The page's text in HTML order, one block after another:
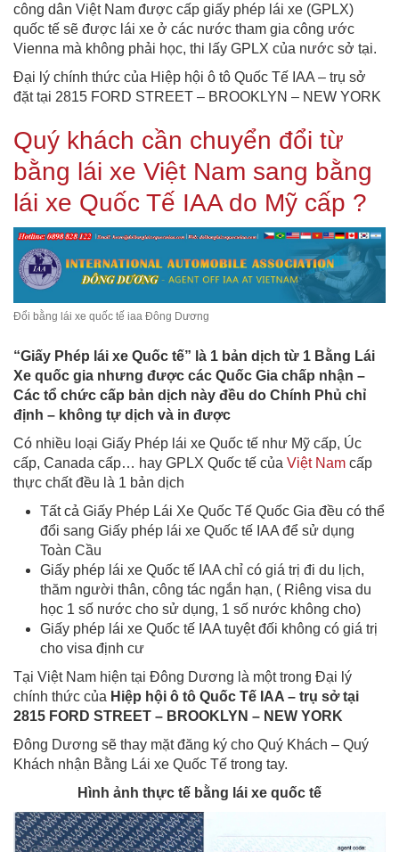
công dân Việt Nam được cấp giấy phép lái xe (GPLX)
quốc tế sẽ được lái xe ở các nước tham gia công ước
Vienna mà không phải học, thi lấy GPLX của nước sở tại.
Đại lý chính thức của Hiệp hội ô tô Quốc Tế IAA – trụ sở
đặt tại 2815 FORD STREET – BROOKLYN – NEW YORK
Quý khách cần chuyển đổi từ
bằng lái xe Việt Nam sang bằng
lái xe Quốc Tế IAA do Mỹ cấp ?
Đổi bằng lái xe quốc tế iaa Đông Dương
“Giấy Phép lái xe Quốc tế” là 1 bản dịch từ 1 Bằng Lái
Xe quốc gia nhưng được các Quốc Gia chấp nhận –
Các tổ chức cấp bản dịch này đều do Chính Phủ chỉ
định – không tự dịch và in được
Có nhiều loại Giấy Phép lái xe Quốc tế như Mỹ cấp, Úc
cấp, Canada cấp… hay GPLX Quốc tế của Việt Nam cấp
thực chất đều là 1 bản dịch
Tất cả Giấy Phép Lái Xe Quốc Tế Quốc Gia đều có thể
đổi sang Giấy phép lái xe Quốc tế IAA để sử dụng
Toàn Cầu
Giấy phép lái xe Quốc tế IAA chỉ có giá trị đi du lịch,
thăm người thân, công tác ngắn hạn, ( Riêng visa du
học 1 số nước cho sử dụng, 1 số nước không cho)
Giấy phép lái xe Quốc tế IAA tuyệt đối không có giá trị
cho visa định cư
Tại Việt Nam hiện tại Đông Dương là một trong Đại lý
chính thức của Hiệp hội ô tô Quốc Tế IAA – trụ sở tại
2815 FORD STREET – BROOKLYN – NEW YORK
Đông Dương sẽ thay mặt đăng ký cho Quý Khách – Quý
Khách nhận Bằng Lái xe Quốc Tế trong tay.
Hình ảnh thực tế bằng lái xe quốc tế